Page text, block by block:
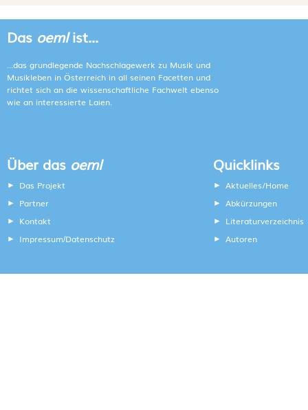
Das oemlist...
...das grundlegende Nachschlagewerk zu Musik und
Musikleben in Österreich in all seinen Facetten und
richtet sich an die wissenschaftliche Fachwelt ebenso
wie an interessierte Laien.
Über das oeml
Das Projekt
Partner
Kontakt
Impressum/Datenschutz
Quicklinks
Aktuelles/Home
Abkürzungen
Literaturverzeichnis
Autoren